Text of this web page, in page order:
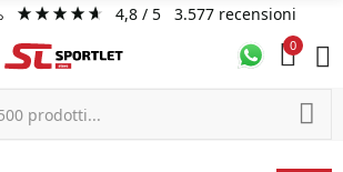
4,8/ 5 3.577 recensioni
0